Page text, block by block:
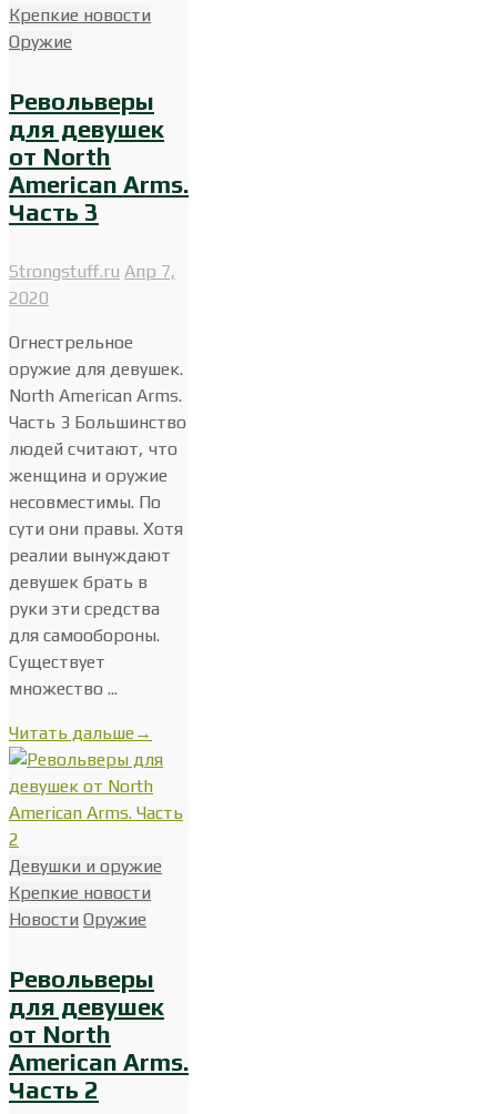
Крепкие новости
Оружие
Револьверы
для девушек
от North
American Arms.
Часть 3
Strongstuff.ru Апр 7,
2020
Огнестрельное
оружие для девушек.
North American Arms.
Часть 3 Большинство
людей считают, что
женщина и оружие
несовместимы. По
сути они правы. Хотя
реалии вынуждают
девушек брать в
руки эти средства
для самообороны.
Существует
множество ...
Читать дальше→
Девушки и оружие
Крепкие новости
Новости Оружие
Револьверы
для девушек
от North
American Arms.
Часть 2